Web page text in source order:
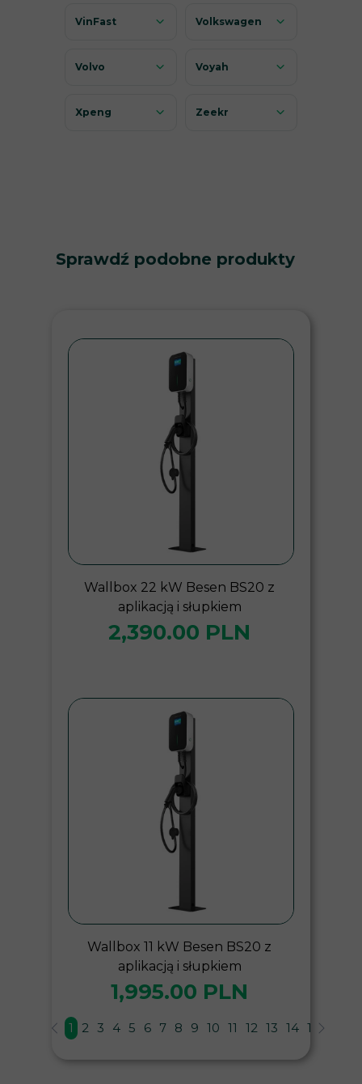
VinFast Volkswagen
Volvo Voyah
Xpeng Zeekr
Wallbox 22 kW Besen BS20 z
aplikacją i słupkiem
2,390.00 PLN
Wallbox 11 kW Besen BS20 z
aplikacją i słupkiem
1,995.00 PLN
1 2 3 4 5 6 7 8 9 10 11 12 13 14 15
Sprawdź podobne produkty